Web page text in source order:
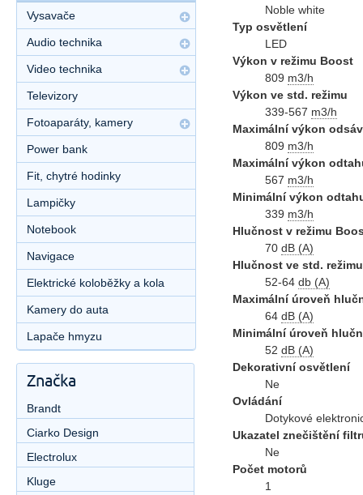
Noble white
Typ osvětlení
LED
Výkon v režimu Boost
809 m3/h
Výkon ve std. režimu
339-567 m3/h
Maximální výkon
809 m3/h
Maximální výkon
567 m3/h
Minimální výkon
339 m3/h
Hlučnost v režimu
70 dB (A)
Hlučnost ve std. režimu
52-64 db (A)
Maximální úroveň
64 dB (A)
Minimální úroveň
52 dB (A)
Dekorativní osvětlení
Ne
Ovládání
Dotykové
Ukazatel znečištění
Ne
Počet motorů
1
Vysavače
Audio technika
Video technika
Televizory
Fotoaparáty, kamery
Power bank
Fit, chytré hodinky
Lampičky
Notebook
Navigace
Elektrické koloběžky a kola
Kamery do auta
Lapače hmyzu
Značka
Brandt
Ciarko Design
Electrolux
Kluge